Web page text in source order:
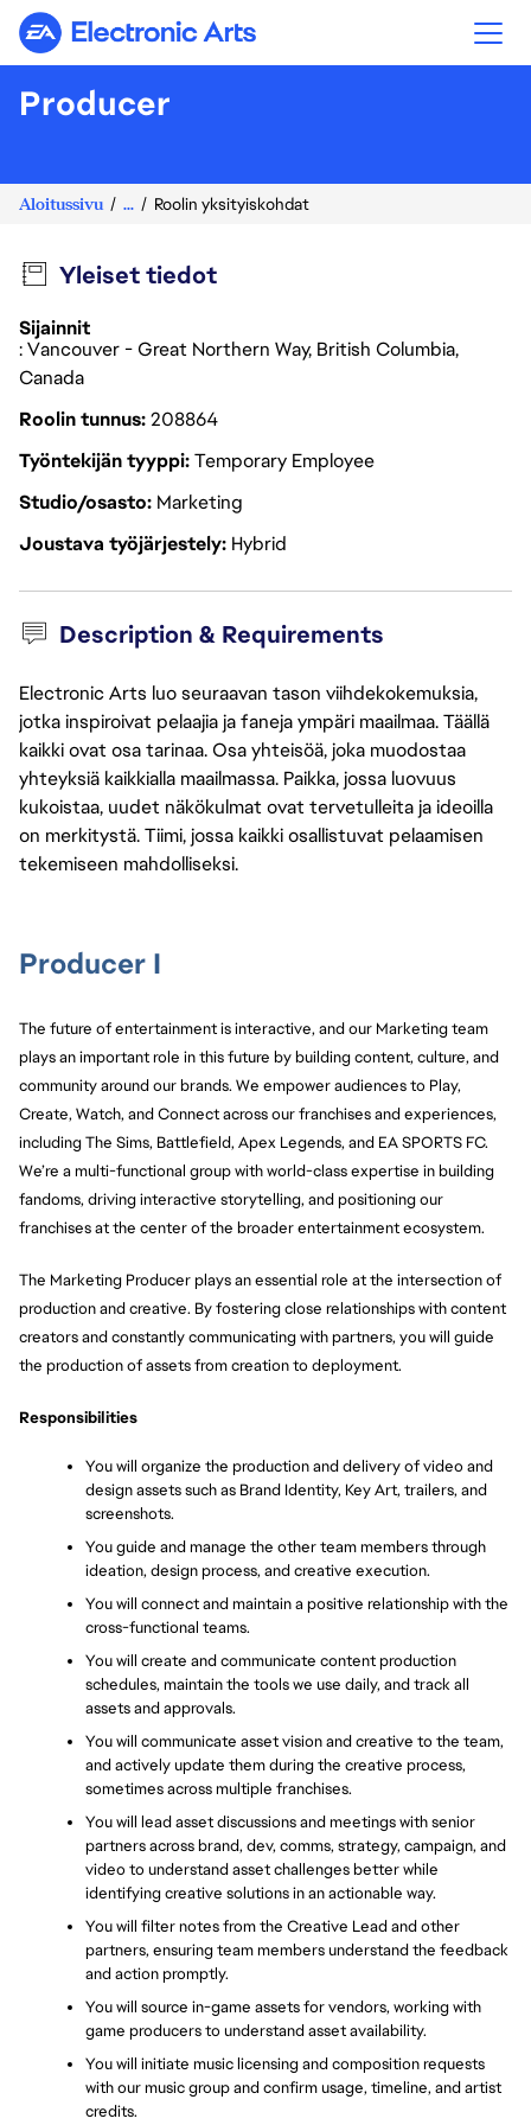
Electronic Arts
Producer
Aloitussivu ... Roolin yksityiskohdat
Yleiset tiedot
Sijainnit
: Vancouver - Great Northern Way, British Columbia,
Canada
Roolin tunnus208864
Työntekijän tyyppiTemporary Employee
Studio/osasto Marketing
Joustava työjärjestely Hybrid
Description & Requirements
Electronic Arts luo seuraavan tason viihdekokemuksia,
jotka inspiroivat pelaajia ja faneja ympäri maailmaa. Täällä
kaikki ovat osa tarinaa. Osa yhteisöä, joka muodostaa
yhteyksiä kaikkialla maailmassa. Paikka, jossa luovuus
kukoistaa, uudet näkökulmat ovat tervetulleita ja ideoilla
on merkitystä. Tiimi, jossa kaikki osallistuvat pelaamisen
tekemiseen mahdolliseksi.
Producer I
The future of entertainment is interactive, and our Marketing team
plays an important role in this future by building content, culture, and
community around our brands. We empower audiences to Play,
Create, Watch, and Connect across our franchises and experiences,
including The Sims, Battlefield, Apex Legends, and EA SPORTS FC.
We’re a multi-functional group with world-class expertise in building
fandoms, driving interactive storytelling, and positioning our
franchises at the center of the broader entertainment ecosystem.
The Marketing Producer plays an essential role at the intersection of
production and creative. By fostering close relationships with content
creators and constantly communicating with partners, you will guide
the production of assets from creation to deployment.
Responsibilities
You will organize the production and delivery of video and
design assets such as Brand Identity, Key Art, trailers, and
screenshots.
You guide and manage the other team members through
ideation, design process, and creative execution.
You will connect and maintain a positive relationship with the
cross-functional teams.
You will create and communicate content production
schedules, maintain the tools we use daily, and track all
assets and approvals.
You will communicate asset vision and creative to the team,
and actively update them during the creative process,
sometimes across multiple franchises.
You will lead asset discussions and meetings with senior
partners across brand, dev, comms, strategy, campaign, and
video to understand asset challenges better while
identifying creative solutions in an actionable way.
You will filter notes from the Creative Lead and other
partners, ensuring team members understand the feedback
and action promptly.
You will source in-game assets for vendors, working with
game producers to understand asset availability.
You will initiate music licensing and composition requests
with our music group and confirm usage, timeline, and artist
credits.